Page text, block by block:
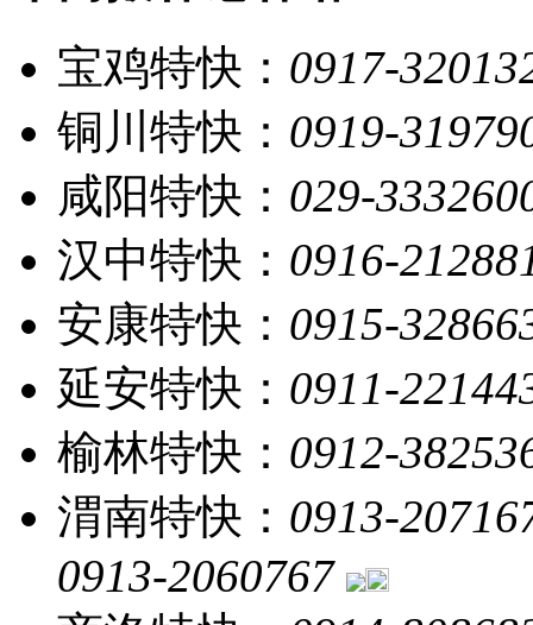
宝鸡特快： 0917-
铜川特快： 0919-
咸阳特快： 029-
汉中特快： 0916-
安康特快： 0915-
延安特快： 0911-
榆林特快： 0912-
渭南特快： 0913-
0913-2060767